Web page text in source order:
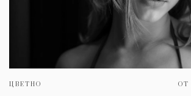
ЦВЕТНО ОТ